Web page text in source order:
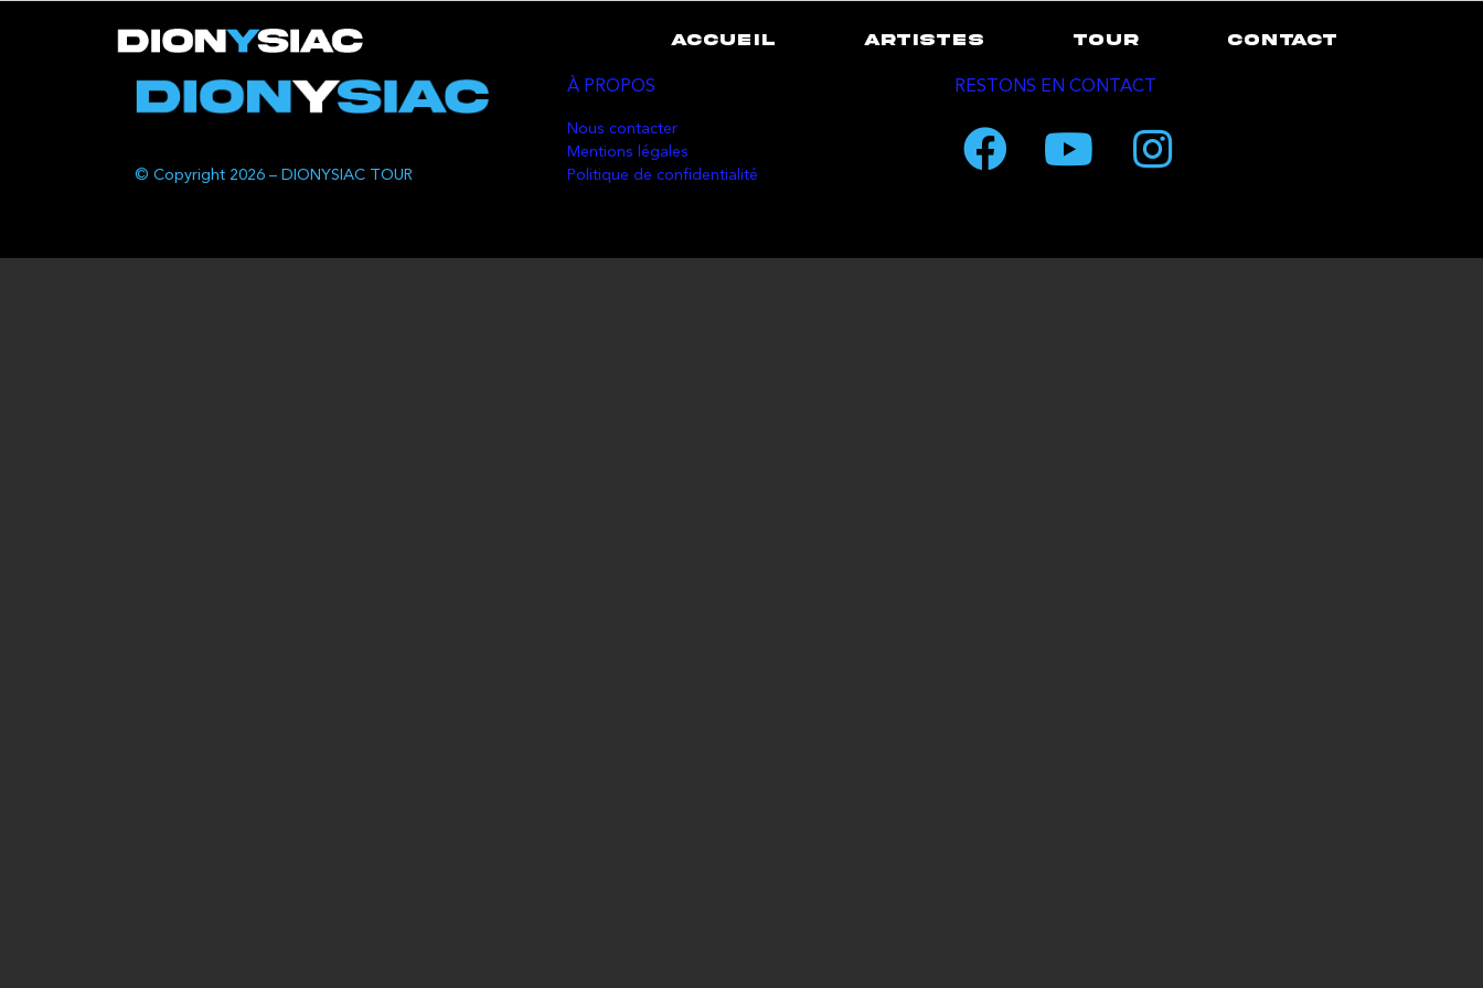
ACCUEIL ARTISTES TOUR CONTACT
© Copyright 2026 – DIONYSIAC TOUR
À PROPOS
Nous contacter
Mentions légales
Politique de confidentialité
RESTONS EN CONTACT